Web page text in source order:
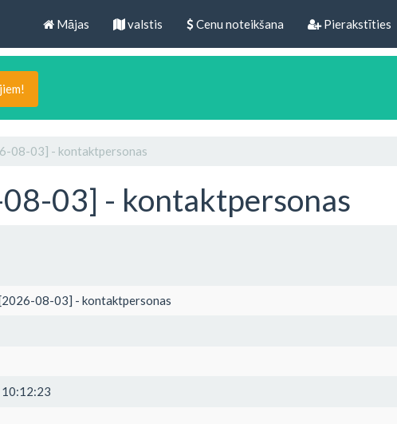
Mājas valstis Cenu noteikšana Pierakstīties
08-03] - kontaktpersonas
03] - kontaktpersonas
08-03] - kontaktpersonas